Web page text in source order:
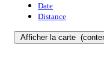
Date
Distance
Afficher la carte